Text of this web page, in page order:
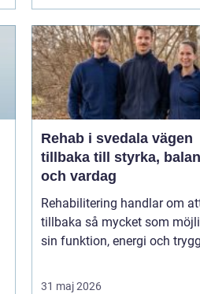
Rehab i svedala vägen
tillbaka till styrka,
och vardag
Rehabilitering handlar om
tillbaka så mycket som
sin funktion, energi och
31 maj 2026